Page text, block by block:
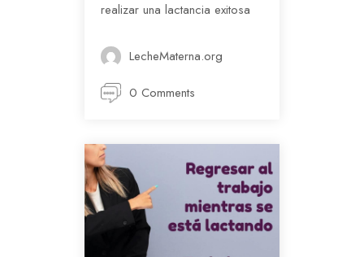
realizar una lactancia exitosa
LecheMaterna.org
0 Comments